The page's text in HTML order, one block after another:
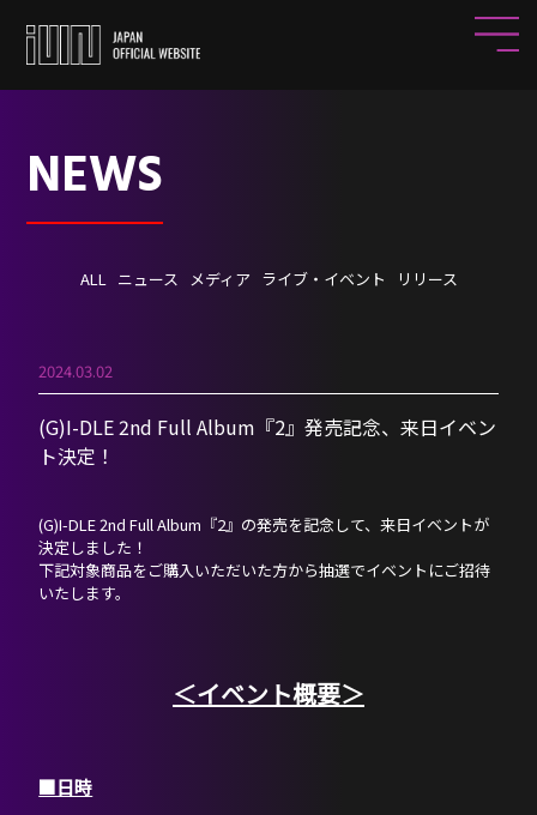
NEWS
ALL ニュース メディア ライブ・イベント リリース
2024.03.02
(G)I-DLE 2nd Full Album『2』発売記念、来日イベン
ト決定！
(G)I-DLE 2nd Full Album『2』の発売を記念して、来日イベントが
決定しました！
下記対象商品をご購入いただいた方から抽選でイベントにご招待
いたします。
＜イベント概要＞
■日時